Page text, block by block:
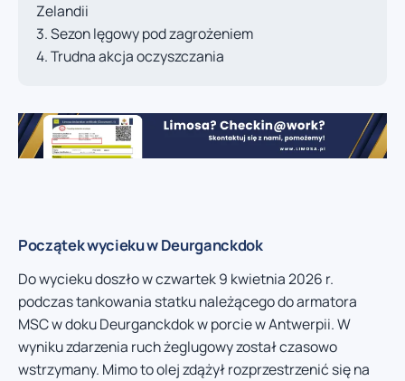
Zelandii
Sezon lęgowy pod zagrożeniem
Trudna akcja oczyszczania
Początek wycieku w Deurganckdok
Do wycieku doszło w czwartek 9 kwietnia 2026 r.
podczas tankowania statku należącego do armatora
MSC w doku Deurganckdok w porcie w Antwerpii. W
wyniku zdarzenia ruch żeglugowy został czasowo
wstrzymany. Mimo to olej zdążył rozprzestrzenić się na